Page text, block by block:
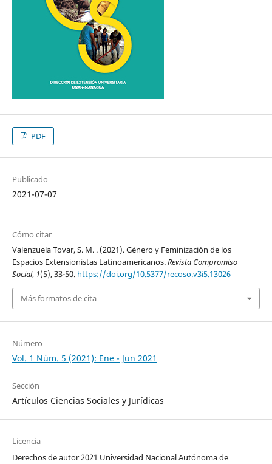
PDF
Publicado
2021-07-07
Cómo citar
Valenzuela Tovar, S. M. . (2021). Género y Feminización de los
Espacios Extensionistas Latinoamericanos.Revista Compromiso
Social, 1(5), 33-50. https://doi.org/10.5377/recoso.v3i5.13026
Más formatos de cita
Número
Vol. 1 Núm. 5 (2021): Ene - Jun 2021
Sección
Artículos Ciencias Sociales y Jurídicas
Licencia
Derechos de autor 2021 Universidad Nacional Autónoma de